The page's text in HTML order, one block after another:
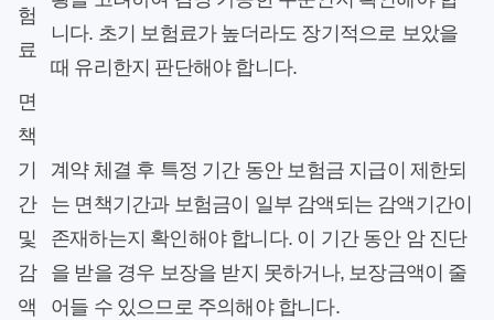
험
료
니다. 초기 보험료가 높더라도 장기적으로 보았을
때 유리한지 판단해야 합니다.
면
책
기
간
및
감
액
계약 체결 후 특정 기간 동안 보험금 지급이 제한되
는 면책기간과 보험금이 일부 감액되는 감액기간이
존재하는지 확인해야 합니다. 이 기간 동안 암 진단
을 받을 경우 보장을 받지 못하거나, 보장금액이 줄
어들 수 있으므로 주의해야 합니다.